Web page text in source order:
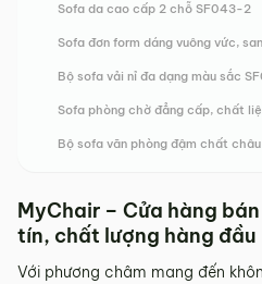
Sofa da cao cấp 2 chỗ SF043-2
Sofa đơn form dáng vuông vức,
Bộ sofa vải nỉ đa dạng màu sắc
Sofa phòng chờ đẳng cấp, chất
Bộ sofa văn phòng đậm chất
MyChair – Cửa hàng
tín, chất lượng hàng đầu
Với phương châm mang đến